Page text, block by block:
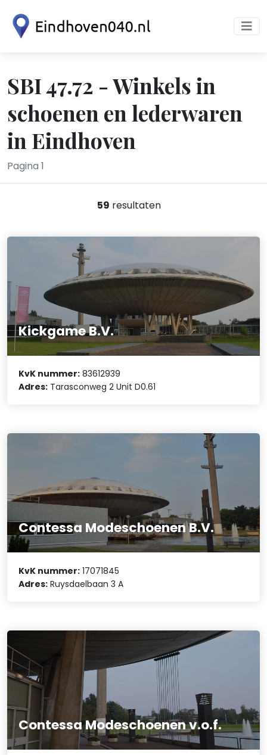
SBI 47.72 - Winkels in
schoenen en lederwaren
in Eindhoven
Pagina 1
59 resultaten
Kickgame B.V.
KvK nummer: 83612939
Adres: Tarasconweg 2 Unit D0.61
Contessa Modeschoenen B.V.
KvK nummer: 17071845
Adres: Ruysdaelbaan 3 A
Contessa Modeschoenen v.o.f.